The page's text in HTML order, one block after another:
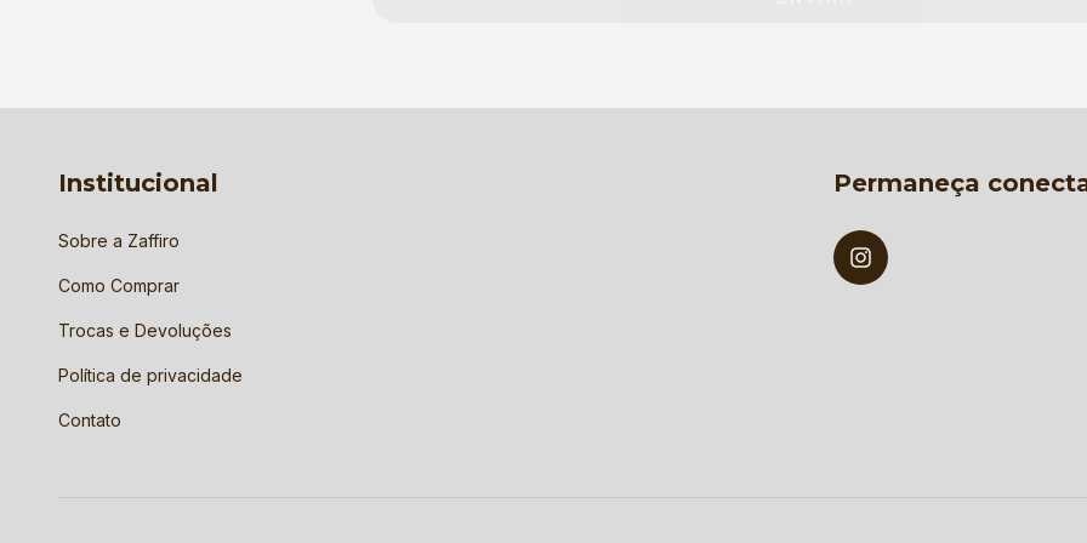
Institucional
Sobre a Zaffiro
Como Comprar
Trocas e Devoluções
Política de privacidade
Contato
Permaneça